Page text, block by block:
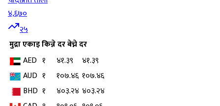
४,६७०
२५
मुद्राएकाइकिन्ने दरबेच्ने दर
AED १ ४१.३९
४१.३९
AUD १ १०७.४६ १०७.४६
BHD १ ४०३.२४ ४०३.२४